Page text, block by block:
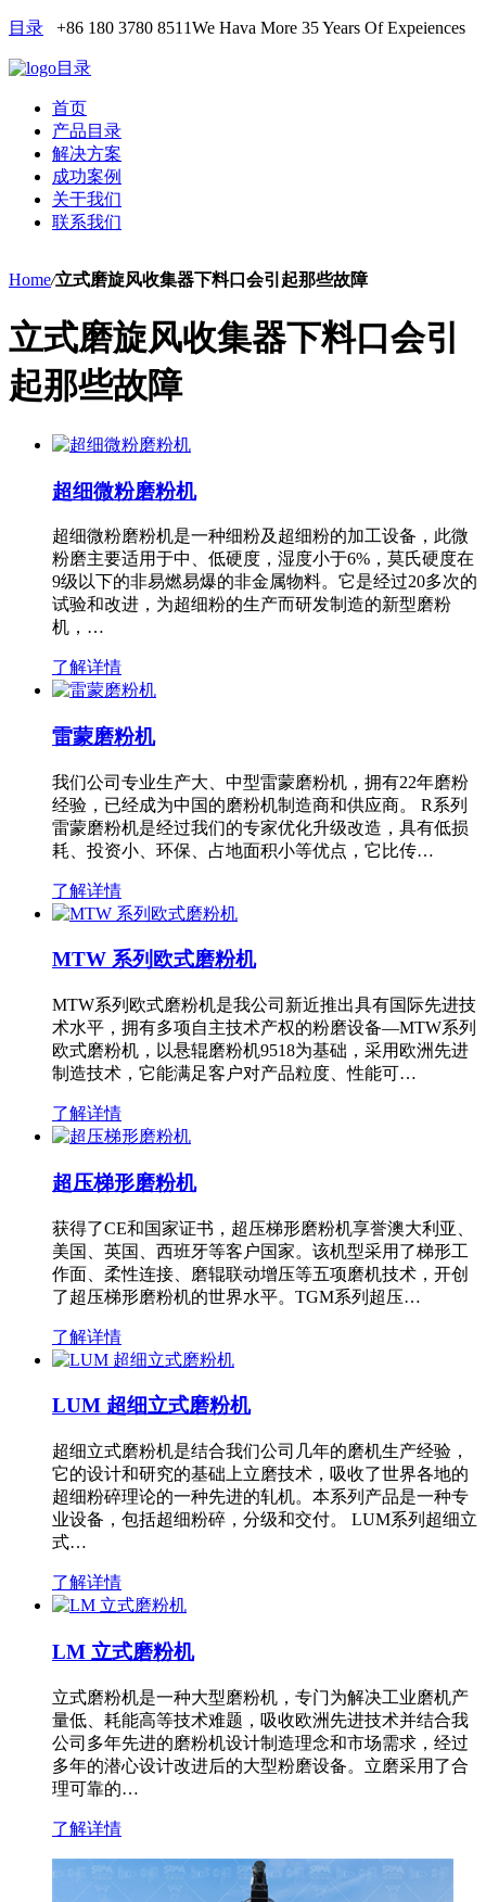
目录 +86 180 3780 8511We Hava More 35 Years Of Expeiences
目录
首页
产品目录
解决方案
成功案例
关于我们
联系我们
Home/立式磨旋风收集器下料口会引起那些故障
立式磨旋风收集器下料口会引
起那些故障
超细微粉磨粉机
超细微粉磨粉机是一种细粉及超细粉的加工设备，此微
粉磨主要适用于中、低硬度，湿度小于6%，莫氏硬度在
9级以下的非易燃易爆的非金属物料。它是经过20多次的
试验和改进，为超细粉的生产而研发制造的新型磨粉
机，…
了解详情
雷蒙磨粉机
我们公司专业生产大、中型雷蒙磨粉机，拥有22年磨粉
经验，已经成为中国的磨粉机制造商和供应商。 R系列
雷蒙磨粉机是经过我们的专家优化升级改造，具有低损
耗、投资小、环保、占地面积小等优点，它比传…
了解详情
MTW 系列欧式磨粉机
MTW系列欧式磨粉机是我公司新近推出具有国际先进技
术水平，拥有多项自主技术产权的粉磨设备—MTW系列
欧式磨粉机，以悬辊磨粉机9518为基础，采用欧洲先进
制造技术，它能满足客户对产品粒度、性能可…
了解详情
超压梯形磨粉机
获得了CE和国家证书，超压梯形磨粉机享誉澳大利亚、
美国、英国、西班牙等客户国家。该机型采用了梯形工
作面、柔性连接、磨辊联动增压等五项磨机技术，开创
了超压梯形磨粉机的世界水平。TGM系列超压…
了解详情
LUM 超细立式磨粉机
超细立式磨粉机是结合我们公司几年的磨机生产经验，
它的设计和研究的基础上立磨技术，吸收了世界各地的
超细粉碎理论的一种先进的轧机。本系列产品是一种专
业设备，包括超细粉碎，分级和交付。 LUM系列超细立
式…
了解详情
LM 立式磨粉机
立式磨粉机是一种大型磨粉机，专门为解决工业磨机产
量低、耗能高等技术难题，吸收欧洲先进技术并结合我
公司多年先进的磨粉机设计制造理念和市场需求，经过
多年的潜心设计改进后的大型粉磨设备。立磨采用了合
理可靠的…
了解详情